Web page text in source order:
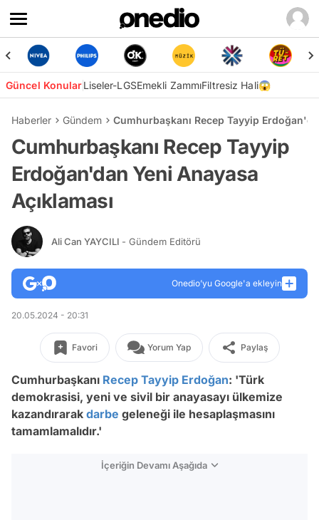
Güncel KonularLiseler-LGSEmekli ZammıFiltresiz Hali😱
Haberler Gündem Cumhurbaşkanı Recep Tayyip
Cumhurbaşkanı Recep Tayyip
Erdoğan'dan Yeni Anayasa
Açıklaması
Ali Can YAYCILI - Gündem Editörü
Onedio’yu Google'a ekleyin
20.05.2024 - 20:31
Favori Yorum Yap Paylaş
Cumhurbaşkanı Recep Tayyip Erdoğan: 'Türk
demokrasisi, yeni ve sivil bir anayasayı ülkemize
kazandırarak darbe geleneği ile hesaplaşmasını
tamamlamalıdır.'
İçeriğin Devamı Aşağıda